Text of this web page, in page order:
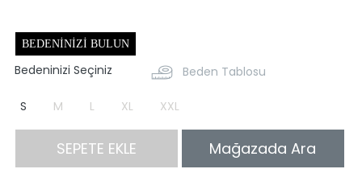
BEDENINIZI BULUN
Bedeninizi Seçiniz Beden Tablosu
S M L XL XXL
SEPETE EKLE Mağazada Ara